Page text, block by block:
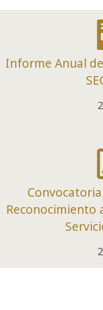
Informe Anual
Reconocimiento